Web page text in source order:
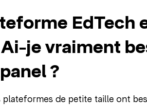
EdTech
je vraiment
?
plateformes de petite taille ont